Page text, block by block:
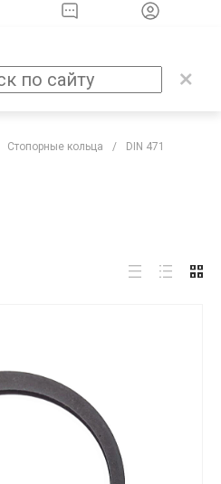
Стопорные кольца / DIN 471